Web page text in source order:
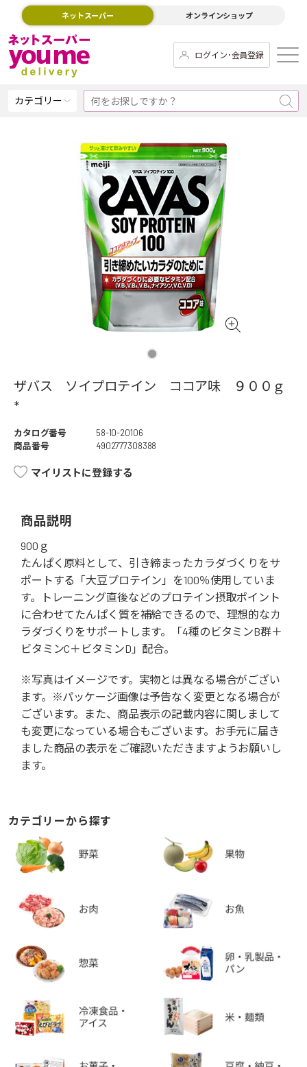
ネットスーパー オンラインショップ
ログイン･会員登録
カテゴリー
ザバス ソイプロテイン ココア味 ９００ｇ
*
カタログ番号
58-10-20106
商品番号
4902777308388
マイリストに登録する
商品説明
900ｇ
たんぱく原料として、引き締まったカラダづくりをサ
ポートする「大豆プロテイン」を100％使用していま
す。トレーニング直後などのプロテイン摂取ポイント
に合わせてたんぱく質を補給できるので、理想的なカ
ラダづくりをサポートします。「4種のビタミンB群＋
ビタミンC＋ビタミンD」配合。
※写真はイメージです。実物とは異なる場合がござい
ます。※パッケージ画像は予告なく変更となる場合が
ございます。また、商品表示の記載内容に関しまして
も変更になっている場合もございます。お手元に届き
ました商品の表示をご確認いただきますようお願いし
ます。
カテゴリーから探す